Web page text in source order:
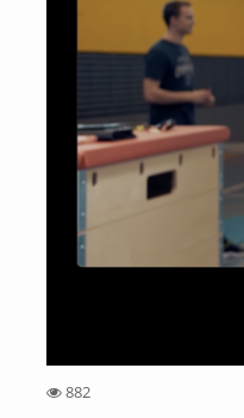
882